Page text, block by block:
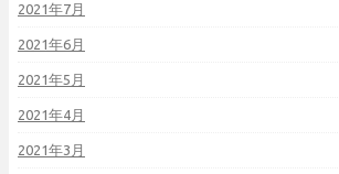
2021年7月
2021年6月
2021年5月
2021年4月
2021年3月